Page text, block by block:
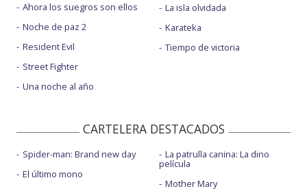
Ahora los suegros son ellos
Noche de paz 2
Resident Evil
Street Fighter
Una noche al año
La isla olvidada
Karateka
Tiempo de victoria
CARTELERA DESTACADOS
Spider-man: Brand new day
El último mono
La patrulla canina: La dino
película
Mother Mary